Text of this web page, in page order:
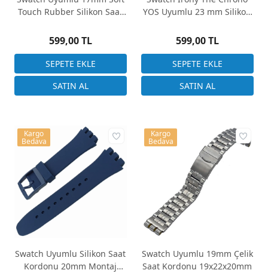
Touch Rubber Silikon Saat
599,00 TL
YOS Uyumlu 23 mm Silikon
599,00 TL
Swatch Uyumlu Silikon Saat
Kordonu 20mm Montaj
Kargo
Bedava
Swatch Uyumlu 19mm Çelik
Saat Kordonu 19x22x20mm
Kargo
Bedava